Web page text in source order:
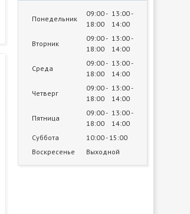
Понедельник
09:00
18:00
13:00
14:00
Вторник
09:00
18:00
13:00
14:00
Среда
09:00
18:00
13:00
14:00
Четверг
09:00
18:00
13:00
14:00
Пятница
09:00
18:00
13:00
14:00
Суббота
10:00 15:00
Воскресенье
Выходной